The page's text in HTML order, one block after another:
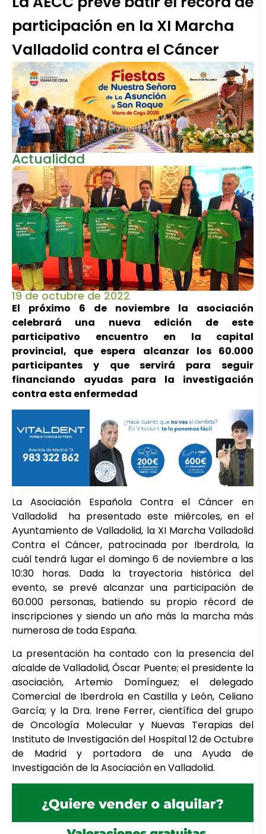
participación en la XI Marcha
Valladolid contra el Cáncer
Actualidad
19 de octubre de 2022
El próximo 6 de noviembre la asociación
celebrará una nueva edición de este
participativo encuentro en la capital
provincial, que espera alcanzar los 60.000
participantes y que servirá para seguir
financiando ayudas para la investigación
contra esta enfermedad
La Asociación Española Contra el Cáncer en
Valladolid ha presentado este miércoles, en el
Ayuntamiento de Valladolid, la XI Marcha Valladolid
Contra el Cáncer, patrocinada por Iberdrola, la
cuál tendrá lugar el domingo 6 de noviembre a las
10:30 horas. Dada la trayectoria histórica del
evento, se prevé alcanzar una participación de
60.000 personas, batiendo su propio récord de
inscripciones y siendo un año más la marcha más
numerosa de toda España.
La presentación ha contado con la presencia del
alcalde de Valladolid, Óscar Puente; el presidente la
asociación, Artemio Domínguez; el delegado
Comercial de Iberdrola en Castilla y León, Celiano
García; y la Dra. Irene Ferrer, científica del grupo
de Oncología Molecular y Nuevas Terapias del
Instituto de Investigación del Hospital 12 de Octubre
de Madrid y portadora de una Ayuda de
Investigación de la Asociación en Valladolid.